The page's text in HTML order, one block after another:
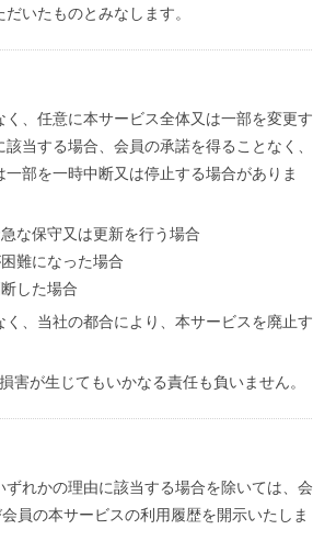
いたものとみなします。
、任意に本サービス全体又は一部を変更す
当する場合、会員の承諾を得ることなく、
部を一時中断又は停止する場合がありま
な保守又は更新を行う場合
難になった場合
した場合
、当社の都合により、本サービスを廃止す
害が生じてもいかなる責任も負いません。
れかの理由に該当する場合を除いては、会
員の本サービスの利用履歴を開示いたしま